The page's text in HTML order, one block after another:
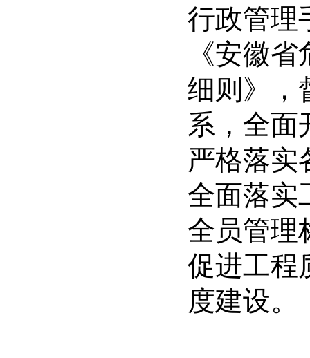
行政管理
《安徽
细则》，
系，全面
严格落实
全面落实
全员管理
促进工程
度建设。